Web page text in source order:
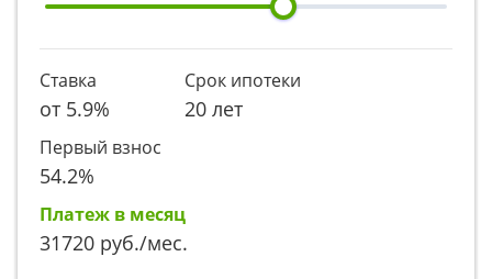
Ставка
от 5.9%
Срок ипотеки
20 лет
Первый взнос
54.2%
Платеж в месяц
31720 руб./мес.